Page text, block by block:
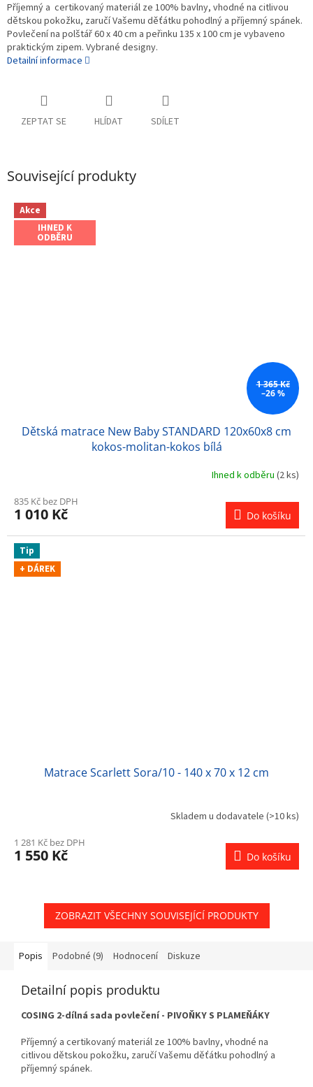
Příjemný a certikovaný materiál ze 100% bavlny, vhodné na citlivou
dětskou pokožku, zaručí Vašemu děťátku pohodlný a příjemný spánek.
Povlečení na polštář 60 x 40 cm a peřinku 135 x 100 cm je vybaveno
praktickým zipem. Vybrané designy.
Detailní informace
ZEPTAT SE HLÍDAT SDÍLET
Související produkty
Akce
IHNED K
ODBĚRU
1 365 Kč
–26 %
Dětská matrace New Baby STANDARD 120x60x8 cm
kokos-molitan-kokos bílá
Ihned k odběru (2 ks)
835 Kč bez DPH
1 010 Kč Do košíku
Tip
+ DÁREK
Matrace Scarlett Sora/10 - 140 x 70 x 12 cm
Skladem u dodavatele (>10 ks)
1 281 Kč bez DPH
1 550 Kč Do košíku
ZOBRAZIT VŠECHNY SOUVISEJÍCÍ PRODUKTY
Popis Podobné (9) Hodnocení Diskuze
Detailní popis produktu
COSING 2-dílná sada povlečení - PIVOŇKY S PLAMEŇÁKY
Příjemný a certikovaný materiál ze 100% bavlny, vhodné na
citlivou dětskou pokožku, zaručí Vašemu děťátku pohodlný a
příjemný spánek.